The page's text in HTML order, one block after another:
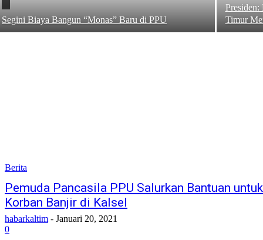
Segini Biaya Bangun “Monas” Baru di PPU
Timur
Berita
Pemuda Pancasila PPU Salurkan Bantuan untuk
Korban Banjir di Kalsel
habarkaltim - Januari 20, 2021
0